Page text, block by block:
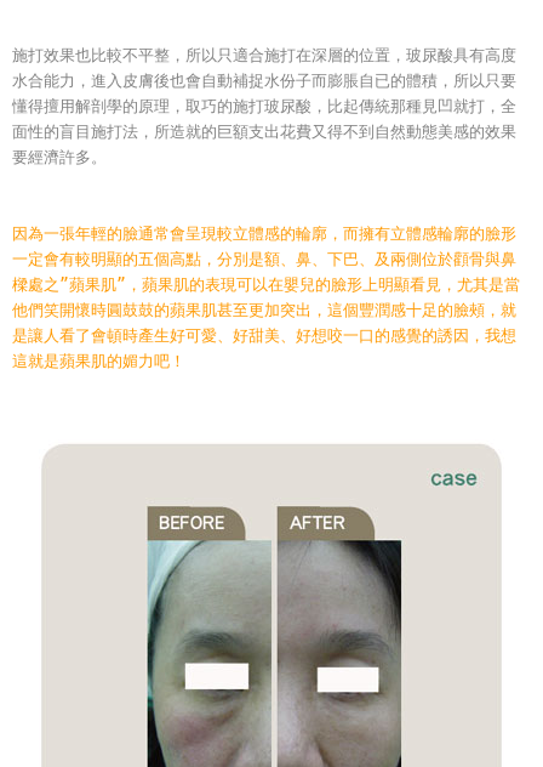
施打效果也比較不平整，所以只適合施打在深層的位置，玻尿酸具有高度
水合能力，進入皮膚後也會自動補捉水份子而膨脹自已的體積，所以只要
懂得擅用解剖學的原理，取巧的施打玻尿酸，比起傳統那種見凹就打，全
面性的盲目施打法，所造就的巨額支出花費又得不到自然動態美感的效果
要經濟許多。
因為一張年輕的臉通常會呈現較立體感的輪廓，而擁有立體感輪廓的臉形
一定會有較明顯的五個高點，分別是額、鼻、下巴、及兩側位於顴骨與鼻
樑處之”蘋果肌”，蘋果肌的表現可以在嬰兒的臉形上明顯看見，尤其是當
他們笑開懷時圓鼓鼓的蘋果肌甚至更加突出，這個豐潤感十足的臉頰，就
是讓人看了會頓時產生好可愛、好甜美、好想咬一口的感覺的誘因，我想
這就是蘋果肌的媚力吧！